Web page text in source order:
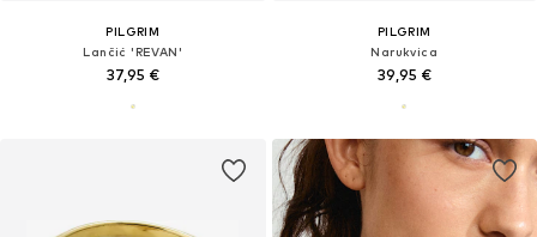
PILGRIM
Lančić 'REVAN'
37,95 €
PILGRIM
Narukvica
39,95 €